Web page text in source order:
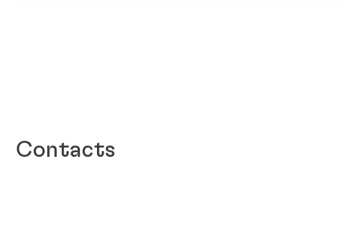
Contacts